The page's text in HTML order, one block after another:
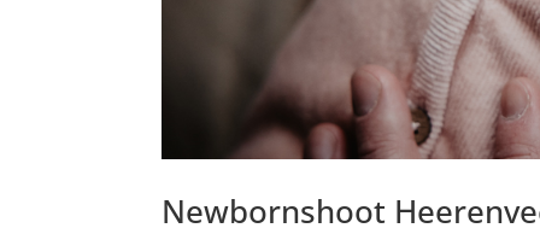
Newbornshoot